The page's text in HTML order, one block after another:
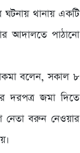
ঘটনায় থানায় একটি
আদালতে পাঠানো
বলেন, সকাল ৮
দরপত্র জমা দিতে
নেতা বরুন নেওয়ার